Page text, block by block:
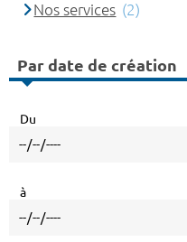
Nos services (2)
Par date de création
Du
à